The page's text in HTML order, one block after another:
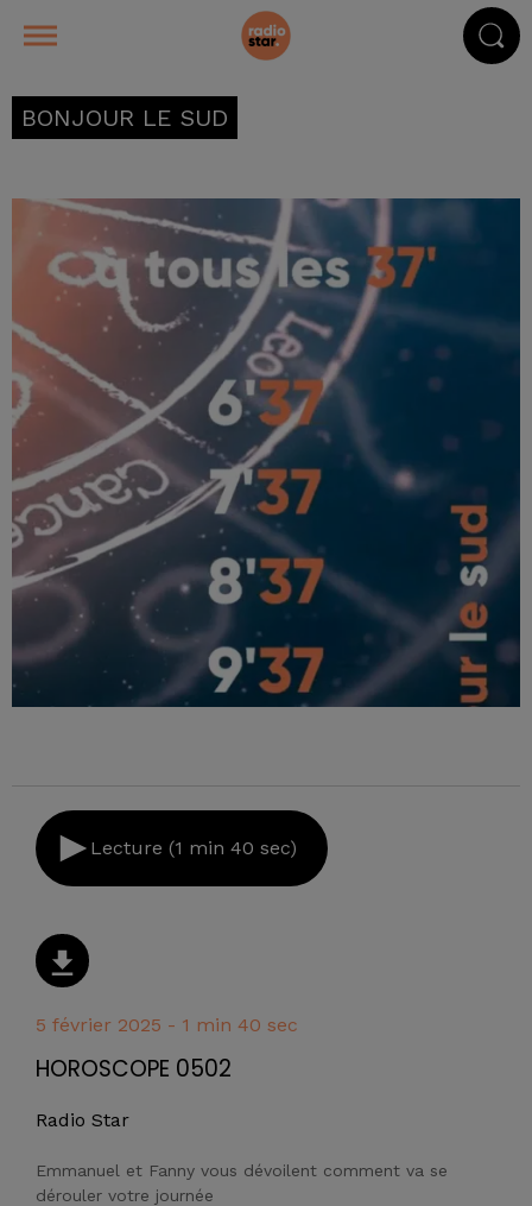
BONJOUR LE SUD
Lecture (1 min 40 sec)
5 février 2025 - 1 min 40 sec
HOROSCOPE 0502
Radio Star
Emmanuel et Fanny vous dévoilent comment va se
dérouler votre journée